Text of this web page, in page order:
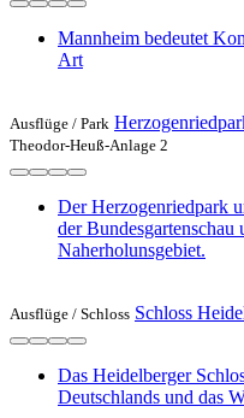
Mannheim bedeutet
Art
Ausflüge / Park
Theodor-Heuß-Anlage 2
Der Herzogenriedpark
der Bundesgartenschau
Naherholunsgebiet.
Ausflüge / Schloss Schloss
Das Heidelberger
Deutschlands und das